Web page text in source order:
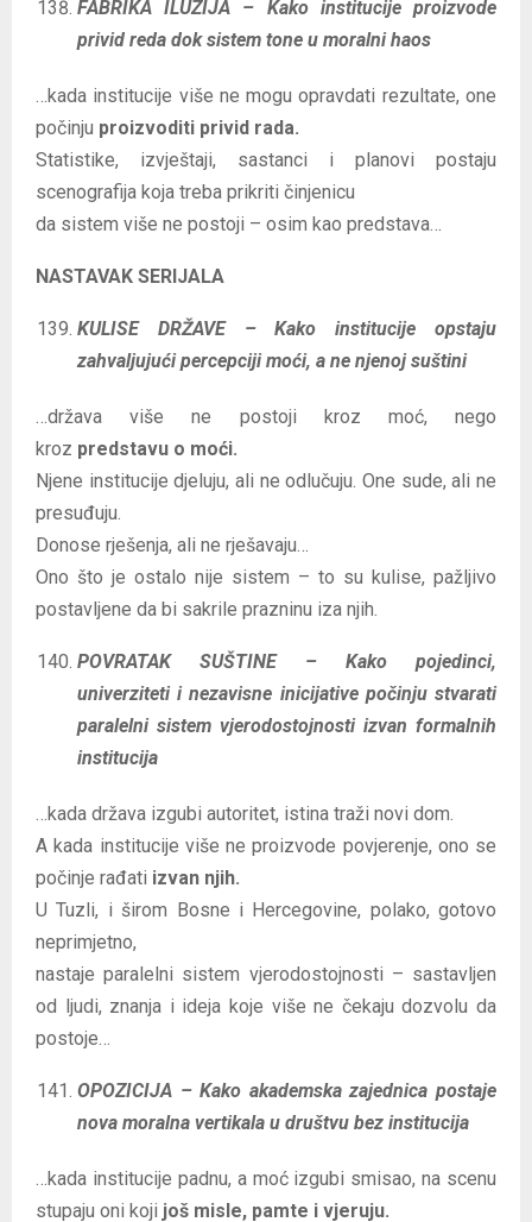
FABRIKA ILUZIJA – Kako institucije proizvode
privid reda dok sistem tone u moralni haos
…kada institucije više ne mogu opravdati rezultate, one
počinju proizvoditi privid rada.
Statistike, izvještaji, sastanci i planovi postaju
scenografija koja treba prikriti činjenicu
da sistem više ne postoji – osim kao predstava…
NASTAVAK SERIJALA
KULISE DRŽAVE – Kako institucije opstaju
zahvaljujući percepciji moći, a ne njenoj suštini
…država više ne postoji kroz moć, nego
kroz predstavu o moći.
Njene institucije djeluju, ali ne odlučuju. One sude, ali ne
presuđuju.
Donose rješenja, ali ne rješavaju…
Ono što je ostalo nije sistem – to su kulise, pažljivo
postavljene da bi sakrile prazninu iza njih.
POVRATAK SUŠTINE – Kako pojedinci,
univerziteti i nezavisne inicijative počinju stvarati
paralelni sistem vjerodostojnosti izvan formalnih
institucija
…kada država izgubi autoritet, istina traži novi dom.
A kada institucije više ne proizvode povjerenje, ono se
počinje rađati izvan njih.
U Tuzli, i širom Bosne i Hercegovine, polako, gotovo
neprimjetno,
nastaje paralelni sistem vjerodostojnosti – sastavljen
od ljudi, znanja i ideja koje više ne čekaju dozvolu da
postoje…
OPOZICIJA – Kako akademska zajednica postaje
nova moralna vertikala u društvu bez institucija
…kada institucije padnu, a moć izgubi smisao, na scenu
stupaju oni koji još misle, pamte i vjeruju.